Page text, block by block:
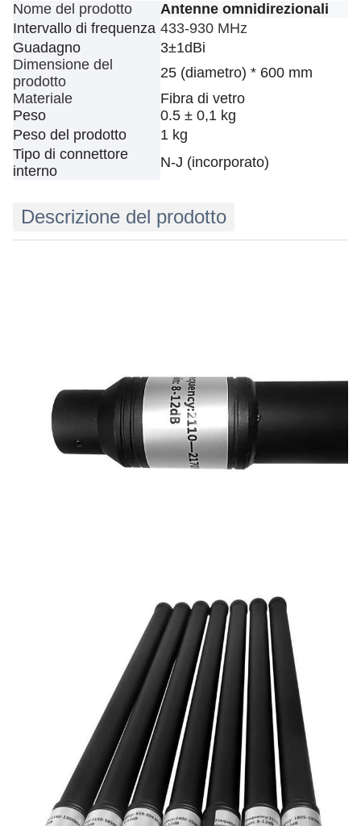
Nome del prodotto
Antenne omnidirezionali
Intervallo di frequenza 433-930 MHz
Guadagno
3±1dBi
Dimensione del
prodotto
25 (diametro) * 600 mm
Materiale
Fibra di vetro
Peso
0.5 ± 0,1 kg
Peso del prodotto
1 kg
Tipo di connettore
interno
N-J (incorporato)
Descrizione del prodotto